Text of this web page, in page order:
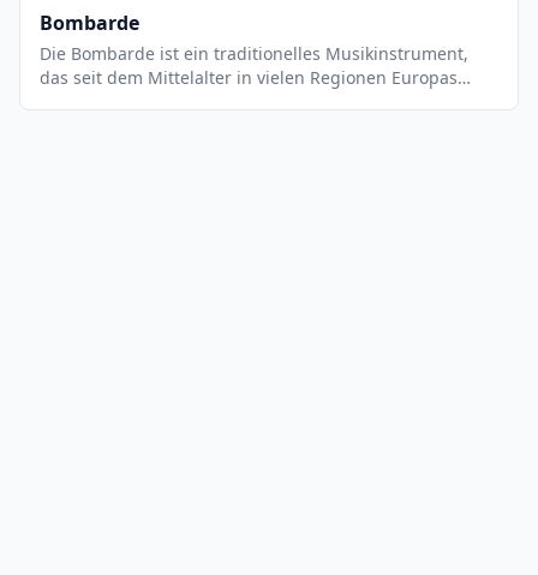
Bombarde
Die Bombarde ist ein traditionelles Musikinstrument,
das seit dem Mittelalter in vielen Regionen Europas